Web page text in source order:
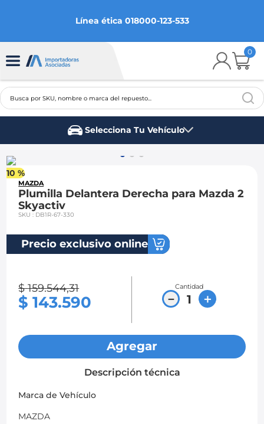
Línea ética 018000-123-533
0
Busca por SKU, nombre o marca del repuesto...
Selecciona Tu Vehículo
10 %
MAZDA
Plumilla Delantera Derecha para Mazda 2
Skyactiv
SKU: DB1R-67-330
Precio exclusivo online
$ 159.544,31
$ 143.590
Cantidad
＋
－
Agregar
Descripción técnica
Marca de Vehículo
MAZDA
2
3.
spark gt
ford fiesta
mazda 3
chevrolet sail
chevrolet spark gt